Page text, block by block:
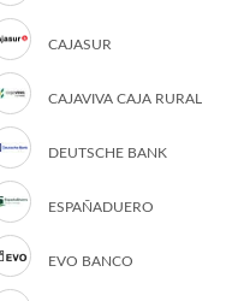
CAJASUR
CAJAVIVA CAJA RURAL
DEUTSCHE BANK
ESPAÑADUERO
EVO BANCO